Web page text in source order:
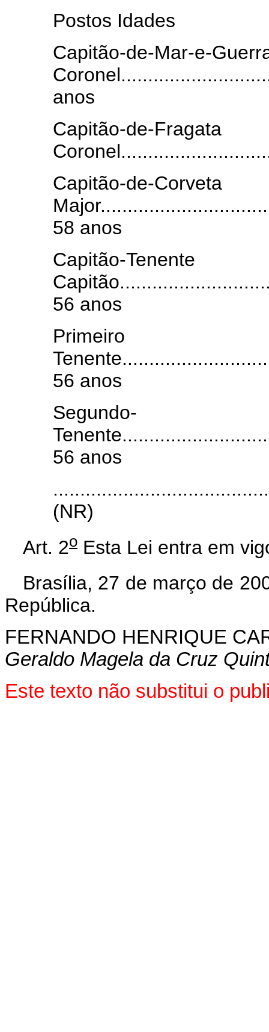
Postos Idades
Capitão-
anos
Capitão-de-
Capitão-
58 anos
56 anos
Primeiro
56 anos
Segundo-
56 anos
(NR)
Art. 2o Esta Lei entra em
Brasília, 27 de março de
República.
FERNANDO HENRIQUE
Geraldo Magela da Cruz
Este texto não substitui o